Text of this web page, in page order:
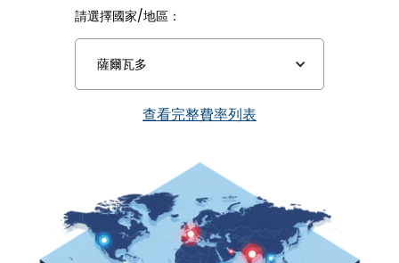
請選擇國家/地區：
薩爾瓦多
查看完整費率列表